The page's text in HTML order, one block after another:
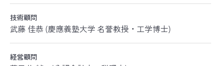
技術顧問
武藤 佳恭 (慶應義塾大学 名誉教授・工学博士)
経営顧問